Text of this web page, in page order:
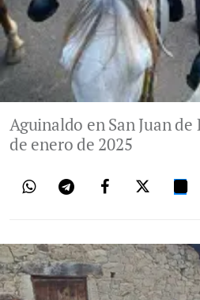
Aguinaldo en San Juan de
de enero de 2025